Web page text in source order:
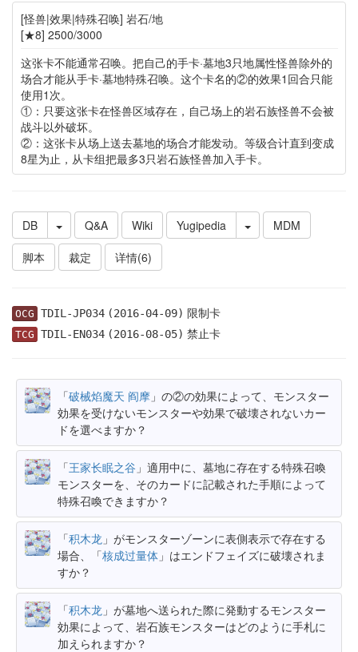
[怪兽|效果|特殊召唤] 岩石/地
[★8] 2500/3000
这张卡不能通常召唤。把自己的手卡·墓地3只地属性怪兽除外的
场合才能从手卡·墓地特殊召唤。这个卡名的②的效果1回合只能
使用1次。
①：只要这张卡在怪兽区域存在，自己场上的岩石族怪兽不会被
战斗以外破坏。
②：这张卡从场上送去墓地的场合才能发动。等级合计直到变成
8星为止，从卡组把最多3只岩石族怪兽加入手卡。
DB Q&A Wiki Yugipedia
MDM
脚本
裁定 详情(6)
OCG TDIL-JP034(2016-04-09) 限制卡
TCG TDIL-EN034(2016-08-05) 禁止卡
「破械焰魔天 阎摩 」の②の効果によって、モンスター
効果を受けないモンスターや効果で破壊されないカー
ドを選べますか？
「王家长眠之谷 」適用中に、墓地に存在する特殊召喚
モンスターを、そのカードに記載された手順によって
特殊召喚できますか？
「积木龙 」がモンスターゾーンに表側表示で存在する
場合、「核成过量体 」はエンドフェイズに破壊されま
すか？
「积木龙 」が墓地へ送られた際に発動するモンスター
効果によって、岩石族モンスターはどのように手札に
加えられますか？